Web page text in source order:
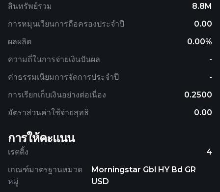
สินทรัพย์รวม
8.8M
การหมุนเวียนการถือครองประจำปี
0.00
ผลผลิต
0.00%
ความถี่ในการจ่ายเงินปันผล
-
ค่าธรรมเนียมการจัดการประจำปี
-
การเรียกเก็บเงินอย่างต่อเนื่อง
0.2500
อัตราส่วนค่าใช้จ่ายสุทธิ
0.00
การให้คะแนน
เรตติ้ง
4
เกณฑ์มาตรฐานหมวด
หมู่
Morningstar Gbl HY Bd GR
USD